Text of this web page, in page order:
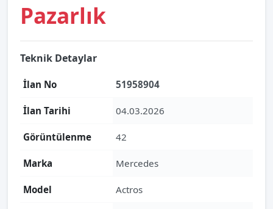
Pazarlık
Teknik Detaylar
İlan No 51958904
İlan Tarihi 04.03.2026
Görüntülenme 42
Marka Mercedes
Model Actros